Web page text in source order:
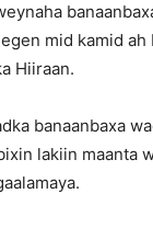
mid kamid
Hiiraan.
banaanbaxa
lakiin maanta